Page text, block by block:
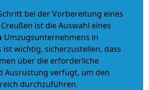
bei der Vorbereitung eines
ist die Auswahl eines
Umzugsunternehmens in
ist wichtig, sicherzustellen, dass
über die erforderliche
Ausrüstung verfügt, um den
durchzuführen.